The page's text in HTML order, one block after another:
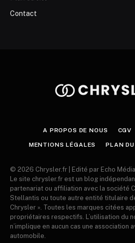
Contact
A PROPOS DE NOUS CGV
MENTIONS LÉGALES PLAN
© 2026 Chrysler.fr | Edité par Echo
Le site chrysler.fr est un blog
partenariat ou affiliation avec la société
Stellantis ou toute autre entité titulaire
Chrysler ». Toutes les marques citées
propriétaires respectifs. L’utilisation du
n’implique en aucun cas une association
automobile.